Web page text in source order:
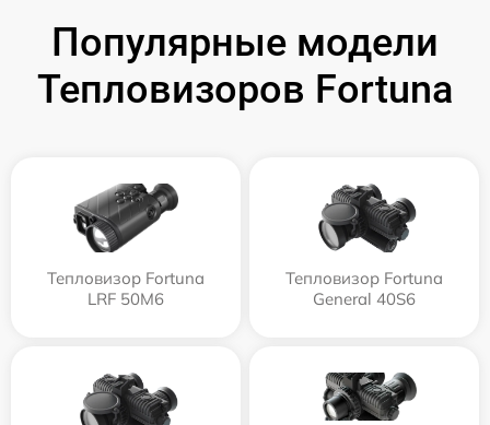
Популярные модели
Тепловизоров Fortuna
Тепловизор Fortuna
LRF 50M6
Тепловизор Fortuna
General 40S6